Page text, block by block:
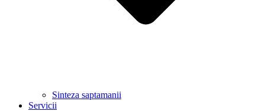
Sinteza saptamanii
Servicii